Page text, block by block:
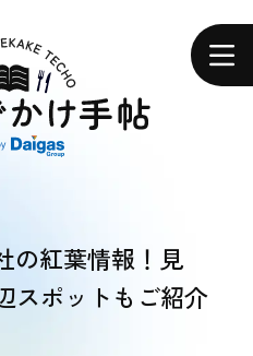
の紅葉情報！見
スポットもご紹介